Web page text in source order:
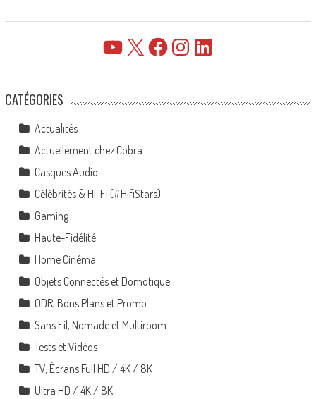
YouTube FacebookInstagramLinkedIn
CATÉGORIES
Actualités
Actuellement chez Cobra
Casques Audio
Célébrités & Hi-Fi (#HifiStars)
Gaming
Haute-Fidélité
Home Cinéma
Objets Connectés et Domotique
ODR, Bons Plans et Promo…
Sans Fil, Nomade et Multiroom
Tests et Vidéos
TV, Écrans Full HD / 4K / 8K
Ultra HD / 4K / 8K